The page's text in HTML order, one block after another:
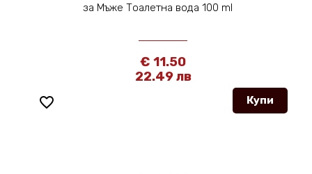
favorite_border
за Мъже Тоалетна вода 100 ml
€ 11.50
22.49 лв
Купи